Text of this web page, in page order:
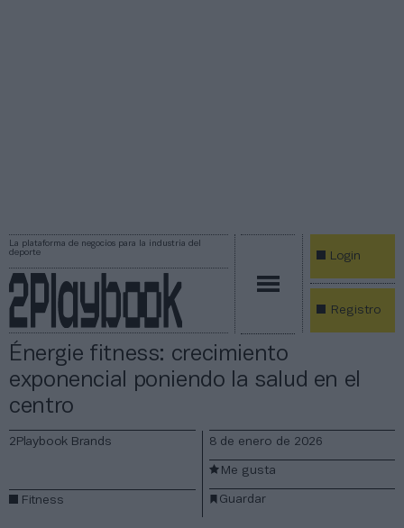
La plataforma de negocios para la industria del
deporte
Login
Registro
Énergie fitness: crecimiento
exponencial poniendo la salud en el
centro
2Playbook Brands
Fitness
8 de enero de 2026
Guardar
Me gusta